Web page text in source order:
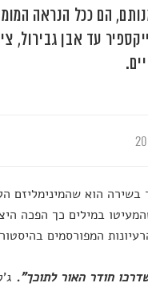
הם ככל הנראה
עד אבן גבירול,
בשירה הוא
המפורסמים
חודר האור לתוכך".